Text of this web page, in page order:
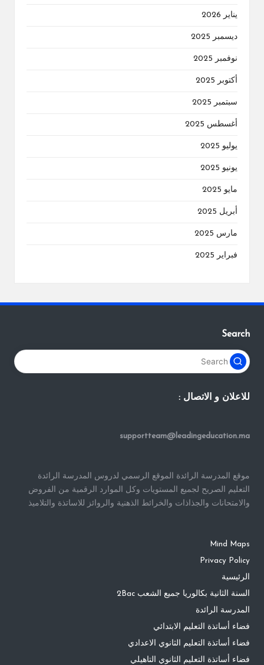
يناير 2026
ديسمبر 2025
نوفمبر 2025
أكتوبر 2025
سبتمبر 2025
أغسطس 2025
يوليو 2025
يونيو 2025
مايو 2025
أبريل 2025
مارس 2025
فبراير 2025
Search
للاعلان و الاتصال :
supportteam@leadingeducation.ma
موقع المدرسة الرائدة الموقع الرسمي لدروس المدرسة الرائدة
التعليم الصريح لجميع المستويات وكل الموارد الرقمية من الفروض
والامتحانات والجذاذات والخرائط الذهنية والروائز للاساتذة والتلاميذ
Mind Maps
Privacy Policy
الرئيسية
السنة الثانية بكالوريا جميع الشعب 2Bac
المدرسة الرائدة
فضاء أساتذة التعليم الابتدائي
فضاء أساتذة التعليم الثانوي الاعدادي
فضاء أساتذة التعليم الثانوي التاهيلي